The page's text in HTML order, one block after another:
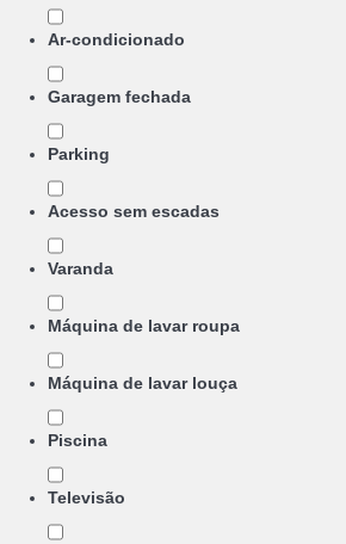
Ar-condicionado
Garagem fechada
Parking
Acesso sem escadas
Varanda
Máquina de lavar roupa
Máquina de lavar louça
Piscina
Televisão